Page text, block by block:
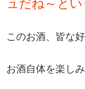
ュだね～と
このお酒、皆な
お酒自体を楽し